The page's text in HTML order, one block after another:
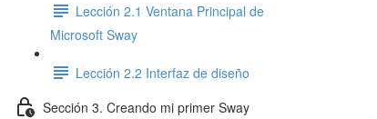
Lección 2.1 Ventana Principal de
Microsoft Sway
Lección 2.2 Interfaz de diseño
Sección 3. Creando mi primer Sway